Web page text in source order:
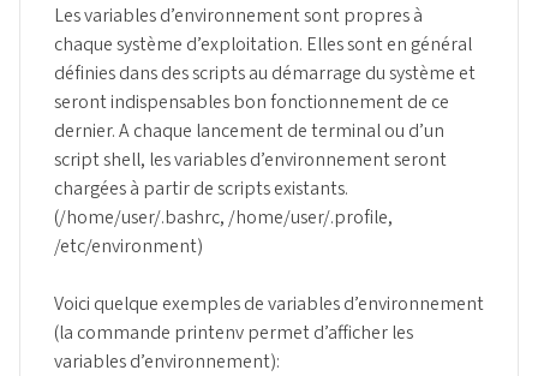
Les variables d’environnement sont propres à
chaque système d’exploitation. Elles sont en général
définies dans des scripts au démarrage du système et
seront indispensables bon fonctionnement de ce
dernier. A chaque lancement de terminal ou d’un
script shell, les variables d’environnement seront
chargées à partir de scripts existants.
(/home/user/.bashrc, /home/user/.profile,
/etc/environment)
Voici quelque exemples de variables d’environnement
(la commande printenv permet d’afficher les
variables d’environnement):